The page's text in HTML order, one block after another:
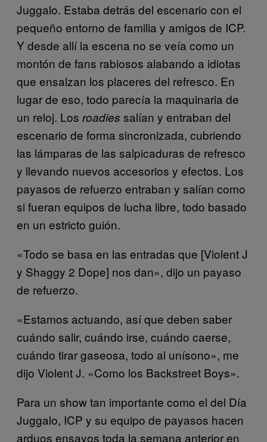
Juggalo. Estaba detrás del escenario con el
pequeño entorno de familia y amigos de ICP.
Y desde allí la escena no se veía como un
montón de fans rabiosos alabando a idiotas
que ensalzan los placeres del refresco. En
lugar de eso, todo parecía la maquinaria de
un reloj. Los roadies salían y entraban del
escenario de forma sincronizada, cubriendo
las lámparas de las salpicaduras de refresco
y llevando nuevos accesorios y efectos. Los
payasos de refuerzo entraban y salían como
si fueran equipos de lucha libre, todo basado
en un estricto guión.
«Todo se basa en las entradas que [Violent J
y Shaggy 2 Dope] nos dan», dijo un payaso
de refuerzo.
«Estamos actuando, así que deben saber
cuándo salir, cuándo irse, cuándo caerse,
cuándo tirar gaseosa, todo al unísono», me
dijo Violent J. «Como los Backstreet Boys».
Para un show tan importante como el del Día
Juggalo, ICP y su equipo de payasos hacen
arduos ensayos toda la semana anterior en